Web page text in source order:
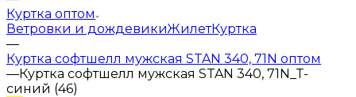
Куртка оптом
Ветровки и дождевикиЖилетКуртка
—
Куртка софтшелл мужская STAN 340, 71N оптом
—Куртка софтшелл мужская STAN 340, 71N_Т-
синий (46)